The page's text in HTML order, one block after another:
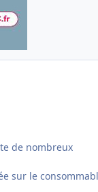
de nombreux
sur le